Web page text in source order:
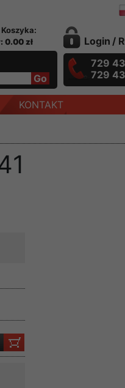
0.00 zł
Login /
729
729
KONTAKT